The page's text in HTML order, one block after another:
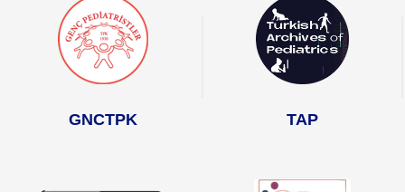
GNCTPK TAP